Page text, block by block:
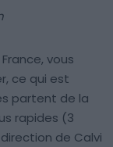
vous
ce qui est
partent de la
rapides (3
de Calvi